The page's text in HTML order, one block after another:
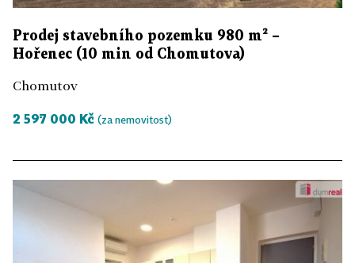
Prodej stavebního pozemku 980 m² –
Hořenec (10 min od Chomutova)
Chomutov
2 597 000 Kč (za nemovitost)